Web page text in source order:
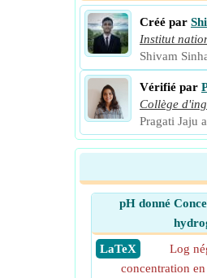
Créé par
Institut
Shivam
Vérifié par
Collège
Pragati Jaju
pH donné
​ LaTeX
Log
concentration